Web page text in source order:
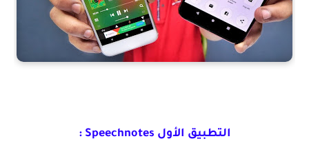
التطبيق الأول Speechnotes :